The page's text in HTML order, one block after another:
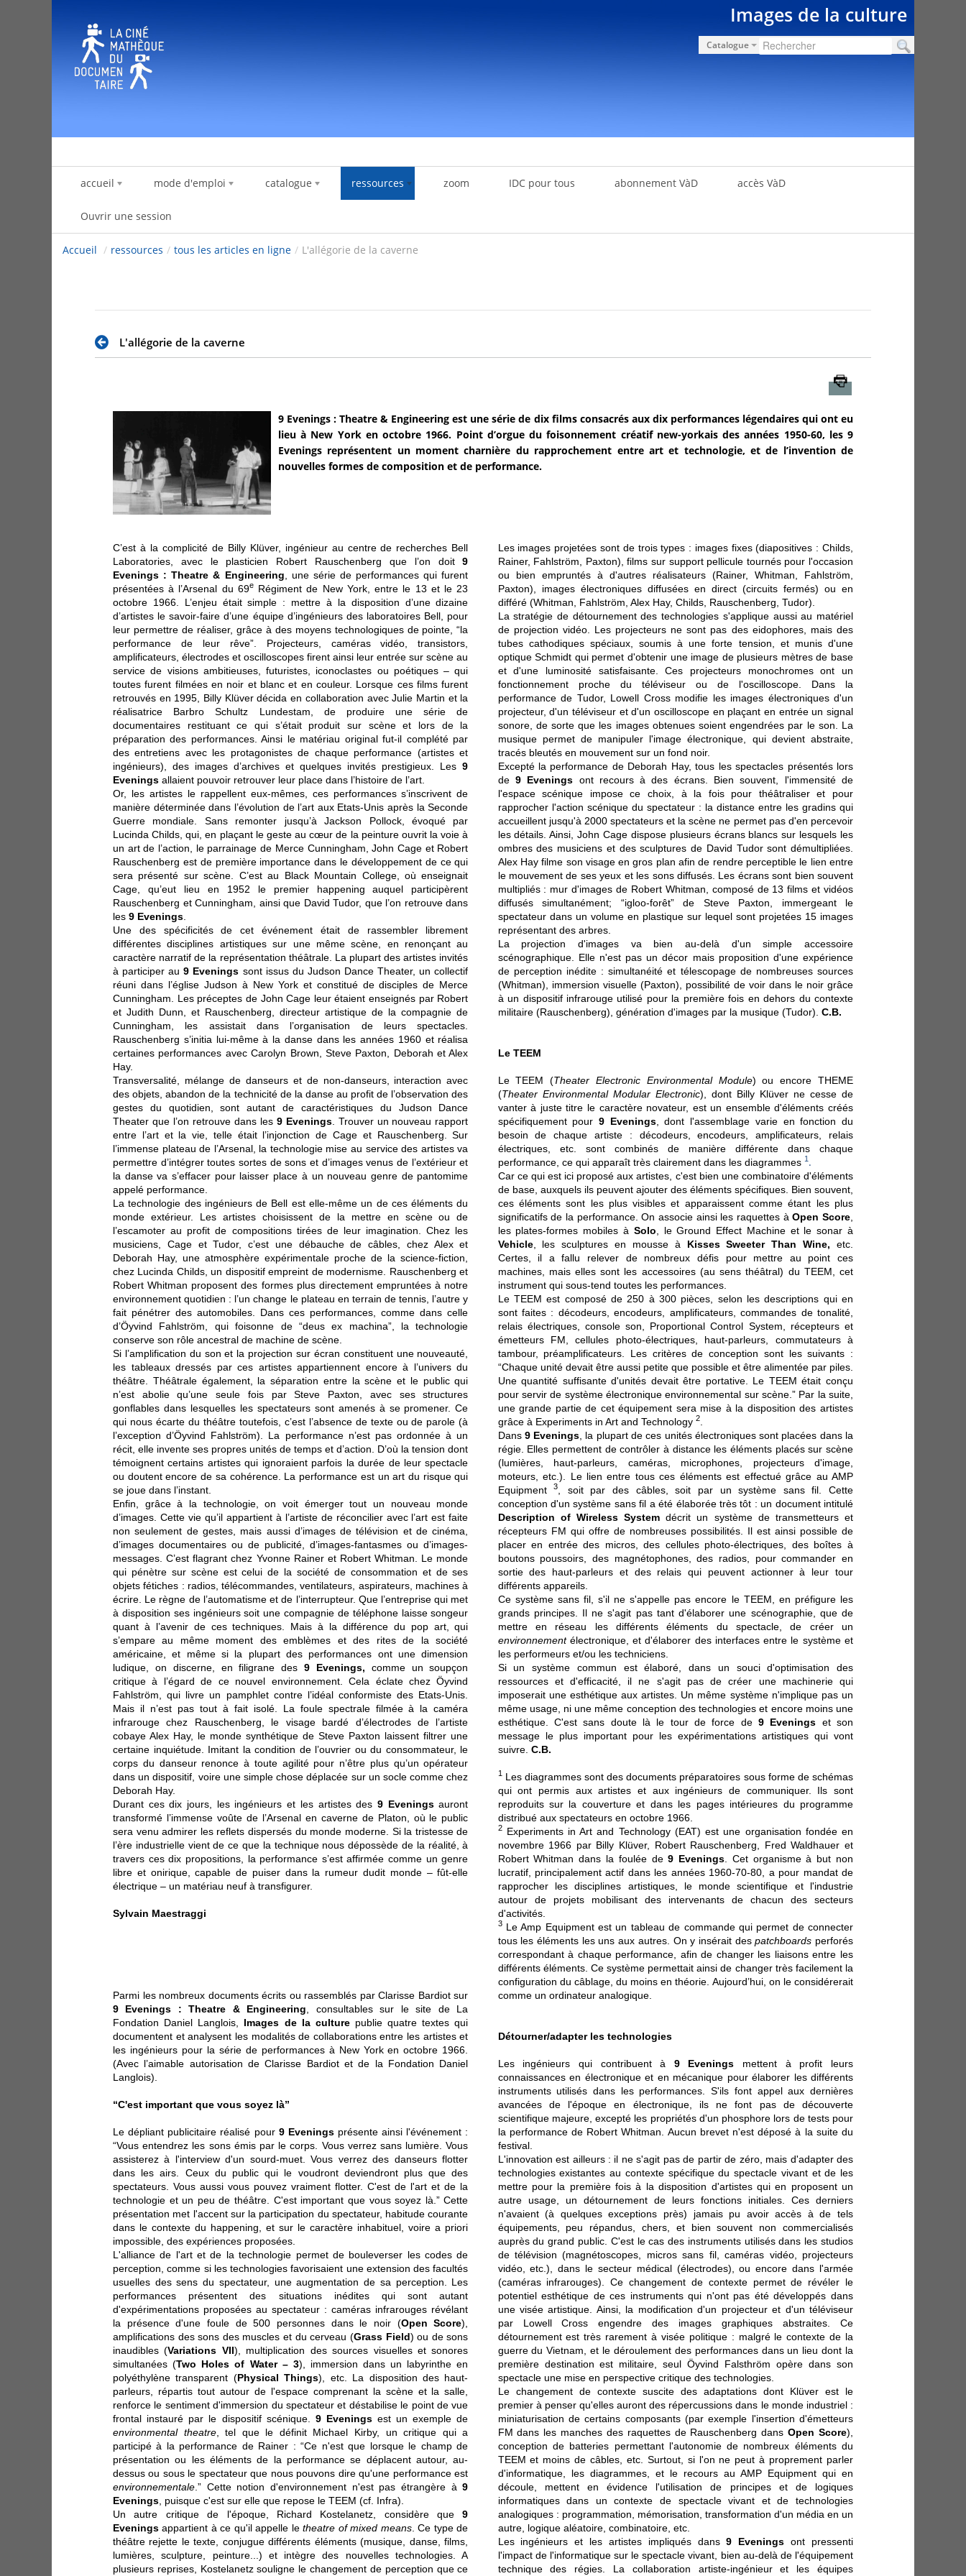
Images de la culture
Catalogue
accueil mode d'emploi catalogue ressources zoom IDC pour tous abonnement VàD accès VàD
Ouvrir une session
Accueil / ressources / tous les articles en ligne / L'allégorie de la caverne
L'allégorie de la caverne
9 Evenings : Theatre & Engineering est une série de dix films consacrés aux dix performances légendaires qui ont eu
lieu à New York en octobre 1966. Point d’orgue du foisonnement créatif new-yorkais des années 1950-60, les 9
Evenings représentent un moment charnière du rapprochement entre art et technologie, et de l’invention de
nouvelles formes de composition et de performance.
C’est à la complicité de Billy Klüver, ingénieur au centre de recherches Bell
Laboratories, avec le plasticien Robert Rauschenberg que l’on doit9
Evenings : Theatre & Engineering , une série de performances qui furent
présentées à l’Arsenal du 69eRégiment de New York, entre le 13 et le 23
octobre 1966. L’enjeu était simple : mettre à la disposition d’une dizaine
d’artistes le savoir-faire d’une équipe d’ingénieurs des laboratoires Bell, pour
leur permettre de réaliser, grâce à des moyens technologiques de pointe, “la
performance de leur rêve”. Projecteurs, caméras vidéo, transistors,
amplificateurs, électrodes et oscilloscopes firent ainsi leur entrée sur scène au
service de visions ambitieuses, futuristes, iconoclastes ou poétiques – qui
toutes furent filmées en noir et blanc et en couleur. Lorsque ces films furent
retrouvés en 1995, Billy Klüver décida en collaboration avec Julie Martin et la
réalisatrice Barbro Schultz Lundestam, de produire une série de
documentaires restituant ce qui s’était produit sur scène et lors de la
préparation des performances. Ainsi le matériau original fut-il complété par
des entretiens avec les protagonistes de chaque performance (artistes et
ingénieurs), des images d’archives et quelques invités prestigieux. Les9
Evenings allaient pouvoir retrouver leur place dans l’histoire de l’art.
Or, les artistes le rappellent eux-mêmes, ces performances s’inscrivent de
manière déterminée dans l’évolution de l’art aux Etats-Unis après la Seconde
Guerre mondiale. Sans remonter jusqu’à Jackson Pollock, évoqué par
Lucinda Childs, qui, en plaçant le geste au cœur de la peinture ouvrit la voie à
un art de l’action, le parrainage de Merce Cunningham, John Cage et Robert
Rauschenberg est de première importance dans le développement de ce qui
sera présenté sur scène. C’est au Black Mountain College, où enseignait
Cage, qu’eut lieu en 1952 le premier happening auquel participèrent
Rauschenberg et Cunningham, ainsi que David Tudor, que l’on retrouve dans
les 9 Evenings
Une des spécificités de cet événement était de rassembler librement
différentes disciplines artistiques sur une même scène, en renonçant au
caractère narratif de la représentation théâtrale. La plupart des artistes invités
à participer au9 Evenings sont issus du Judson Dance Theater, un collectif
réuni dans l’église Judson à New York et constitué de disciples de Merce
Cunningham. Les préceptes de John Cage leur étaient enseignés par Robert
et Judith Dunn, et Rauschenberg, directeur artistique de la compagnie de
Cunningham, les assistait dans l’organisation de leurs spectacles.
Rauschenberg s’initia lui-même à la danse dans les années 1960 et réalisa
certaines performances avec Carolyn Brown, Steve Paxton, Deborah et Alex
Hay.
Transversalité, mélange de danseurs et de non-danseurs, interaction avec
des objets, abandon de la technicité de la danse au profit de l’observation des
gestes du quotidien, sont autant de caractéristiques du Judson Dance
Theater que l’on retrouve dans les 9 Evenings. Trouver un nouveau rapport
entre l’art et la vie, telle était l’injonction de Cage et Rauschenberg. Sur
l’immense plateau de l’Arsenal, la technologie mise au service des artistes va
permettre d’intégrer toutes sortes de sons et d’images venus de l’extérieur et
la danse va s’effacer pour laisser place à un nouveau genre de pantomime
appelé performance.
La technologie des ingénieurs de Bell est elle-même un de ces éléments du
monde extérieur. Les artistes choisissent de la mettre en scène ou de
l’escamoter au profit de compositions tirées de leur imagination. Chez les
musiciens, Cage et Tudor, c’est une débauche de câbles, chez Alex et
Deborah Hay, une atmosphère expérimentale proche de la science-fiction,
chez Lucinda Childs, un dispositif empreint de modernisme. Rauschenberg et
Robert Whitman proposent des formes plus directement empruntées à notre
environnement quotidien : l’un change le plateau en terrain de tennis, l’autre y
fait pénétrer des automobiles. Dans ces performances, comme dans celle
d’Öyvind Fahlström, qui foisonne de “deus ex machina”, la technologie
conserve son rôle ancestral de machine de scène.
Si l’amplification du son et la projection sur écran constituent une nouveauté,
les tableaux dressés par ces artistes appartiennent encore à l’univers du
théâtre. Théâtrale également, la séparation entre la scène et le public qui
n’est abolie qu’une seule fois par Steve Paxton, avec ses structures
gonflables dans lesquelles les spectateurs sont amenés à se promener. Ce
qui nous écarte du théâtre toutefois, c’est l’absence de texte ou de parole (à
l’exception d’Öyvind Fahlström). La performance n’est pas ordonnée à un
récit, elle invente ses propres unités de temps et d’action. D’où la tension dont
témoignent certains artistes qui ignoraient parfois la durée de leur spectacle
ou doutent encore de sa cohérence. La performance est un art du risque qui
se joue dans l’instant.
Enfin, grâce à la technologie, on voit émerger tout un nouveau monde
d’images. Cette vie qu’il appartient à l’artiste de réconcilier avec l’art est faite
non seulement de gestes, mais aussi d’images de télévision et de cinéma,
d’images documentaires ou de publicité, d’images-fantasmes ou d’images-
messages. C’est flagrant chez Yvonne Rainer et Robert Whitman. Le monde
qui pénètre sur scène est celui de la société de consommation et de ses
objets fétiches : radios, télécommandes, ventilateurs, aspirateurs, machines à
écrire. Le règne de l’automatisme et de l’interrupteur. Que l’entreprise qui met
à disposition ses ingénieurs soit une compagnie de téléphone laisse songeur
quant à l’avenir de ces techniques. Mais à la différence du pop art, qui
s’empare au même moment des emblèmes et des rites de la société
américaine, et même si la plupart des performances ont une dimension
ludique, on discerne, en filigrane des9 Evenings, comme un soupçon
critique à l’égard de ce nouvel environnement. Cela éclate chez Öyvind
Fahlström, qui livre un pamphlet contre l’idéal conformiste des Etats-Unis.
Mais il n’est pas tout à fait isolé. La foule spectrale filmée à la caméra
infrarouge chez Rauschenberg, le visage bardé d’électrodes de l’artiste
cobaye Alex Hay, le monde synthétique de Steve Paxton laissent filtrer une
certaine inquiétude. Imitant la condition de l’ouvrier ou du consommateur, le
corps du danseur renonce à toute agilité pour n’être plus qu’un opérateur
dans un dispositif, voire une simple chose déplacée sur un socle comme chez
Deborah Hay.
Durant ces dix jours, les ingénieurs et les artistes des 9 Eveningsauront
transformé l’immense voûte de l’Arsenal en caverne de Platon, où le public
sera venu admirer les reflets dispersés du monde moderne. Si la tristesse de
l’ère industrielle vient de ce que la technique nous dépossède de la réalité, à
travers ces dix propositions, la performance s’est affirmée comme un genre
libre et onirique, capable de puiser dans la rumeur dudit monde – fût-elle
électrique – un matériau neuf à transfigurer.
Sylvain Maestraggi
Parmi les nombreux documents écrits ou rassemblés par Clarisse Bardiot sur
9 Evenings : Theatre & Engineering , consultables sur le site de La
Fondation Daniel Langlois, Images de la culturepublie quatre textes qui
documentent et analysent les modalités de collaborations entre les artistes et
les ingénieurs pour la série de performances à New York en octobre 1966.
(Avec l’aimable autorisation de Clarisse Bardiot et de la Fondation Daniel
Langlois).
“C'est important que vous soyez là”
Le dépliant publicitaire réalisé pour 9 Eveningsprésente ainsi l'événement :
“Vous entendrez les sons émis par le corps. Vous verrez sans lumière. Vous
assisterez à l'interview d'un sourd-muet. Vous verrez des danseurs flotter
dans les airs. Ceux du public qui le voudront deviendront plus que des
spectateurs. Vous aussi vous pouvez vraiment flotter. C'est de l'art et de la
technologie et un peu de théâtre. C'est important que vous soyez là.” Cette
présentation met l'accent sur la participation du spectateur, habitude courante
dans le contexte du happening, et sur le caractère inhabituel, voire a priori
impossible, des expériences proposées.
L'alliance de l'art et de la technologie permet de bouleverser les codes de
perception, comme si les technologies favorisaient une extension des facultés
usuelles des sens du spectateur, une augmentation de sa perception. Les
performances présentent des situations inédites qui sont autant
d'expérimentations proposées au spectateur : caméras infrarouges révélant
la présence d'une foule de 500 personnes dans le noir (Open Score),
amplifications des sons des muscles et du cerveau (Grass Field) ou de sons
inaudibles (Variations VII), multiplication des sources visuelles et sonores
simultanées (Two Holes of Water – 3), immersion dans un labyrinthe en
polyéthylène transparent (Physical Things), etc. La disposition des haut-
parleurs, répartis tout autour de l'espace comprenant la scène et la salle,
renforce le sentiment d'immersion du spectateur et déstabilise le point de vue
frontal instauré par le dispositif scénique. 9 Eveningsest un exemple de
environmental theatre, tel que le définit Michael Kirby, un critique qui a
participé à la performance de Rainer : “Ce n'est que lorsque le champ de
présentation ou les éléments de la performance se déplacent autour, au-
dessus ou sous le spectateur que nous pouvons dire qu'une performance est
environnementale .” Cette notion d'environnement n'est pas étrangère à9
Evenings , puisque c'est sur elle que repose le TEEM (cf. Infra).
Un autre critique de l'époque, Richard Kostelanetz, considère que9
Evenings appartient à ce qu'il appelle letheatre of mixed means. Ce type de
théâtre rejette le texte, conjugue différents éléments (musique, danse, films,
lumières, sculpture, peinture...) et intègre des nouvelles technologies. A
plusieurs reprises, Kostelanetz souligne le changement de perception que ce
Les images projetées sont de trois types : images fixes (diapositives : Childs,
Rainer, Fahlström, Paxton), films sur support pellicule tournés pour l'occasion
ou bien empruntés à d'autres réalisateurs (Rainer, Whitman, Fahlström,
Paxton), images électroniques diffusées en direct (circuits fermés) ou en
différé (Whitman, Fahlström, Alex Hay, Childs, Rauschenberg, Tudor).
La stratégie de détournement des technologies s'applique aussi au matériel
de projection vidéo. Les projecteurs ne sont pas des eidophores, mais des
tubes cathodiques spéciaux, soumis à une forte tension, et munis d'une
optique Schmidt qui permet d'obtenir une image de plusieurs mètres de base
et d'une luminosité satisfaisante. Ces projecteurs monochromes ont un
fonctionnement proche du téléviseur ou de l'oscilloscope. Dans la
performance de Tudor, Lowell Cross modifie les images électroniques d'un
projecteur, d'un téléviseur et d'un oscilloscope en plaçant en entrée un signal
sonore, de sorte que les images obtenues soient engendrées par le son. La
musique permet de manipuler l'image électronique, qui devient abstraite,
tracés bleutés en mouvement sur un fond noir.
Excepté la performance de Deborah Hay, tous les spectacles présentés lors
de 9 Evenings ont recours à des écrans. Bien souvent, l'immensité de
l'espace scénique impose ce choix, à la fois pour théâtraliser et pour
rapprocher l'action scénique du spectateur : la distance entre les gradins qui
accueillent jusqu'à 2000 spectateurs et la scène ne permet pas d'en percevoir
les détails. Ainsi, John Cage dispose plusieurs écrans blancs sur lesquels les
ombres des musiciens et des sculptures de David Tudor sont démultipliées.
Alex Hay filme son visage en gros plan afin de rendre perceptible le lien entre
le mouvement de ses yeux et les sons diffusés. Les écrans sont bien souvent
multipliés : mur d'images de Robert Whitman, composé de 13 films et vidéos
diffusés simultanément; “igloo-forêt” de Steve Paxton, immergeant le
spectateur dans un volume en plastique sur lequel sont projetées 15 images
représentant des arbres.
La projection d'images va bien au-delà d'un simple accessoire
scénographique. Elle n'est pas un décor mais proposition d'une expérience
de perception inédite : simultanéité et télescopage de nombreuses sources
(Whitman), immersion visuelle (Paxton), possibilité de voir dans le noir grâce
à un dispositif infrarouge utilisé pour la première fois en dehors du contexte
militaire (Rauschenberg), génération d'images par la musique (Tudor). C.B.
Le TEEM
Le TEEM (Theater Electronic Environmental Module) ou encore THEME
(Theater Environmental Modular Electronic), dont Billy Klüver ne cesse de
vanter à juste titre le caractère novateur, est un ensemble d'éléments créés
spécifiquement pour9 Evenings, dont l'assemblage varie en fonction du
besoin de chaque artiste : décodeurs, encodeurs, amplificateurs, relais
électriques, etc. sont combinés de manière différente dans chaque
performance, ce qui apparaît très clairement dans les diagrammes 1 .
Car ce qui est ici proposé aux artistes, c'est bien une combinatoire d'éléments
de base, auxquels ils peuvent ajouter des éléments spécifiques. Bien souvent,
ces éléments sont les plus visibles et apparaissent comme étant les plus
significatifs de la performance. On associe ainsi les raquettes àOpen Score
les plates-formes mobiles à Solo , le Ground Effect Machine et le sonar à
Vehicle, les sculptures en mousse à Kisses Sweeter Than Wine,etc.
Certes, il a fallu relever de nombreux défis pour mettre au point ces
machines, mais elles sont les accessoires (au sens théâtral) du TEEM, cet
instrument qui sous-tend toutes les performances.
Le TEEM est composé de 250 à 300 pièces, selon les descriptions qui en
sont faites : décodeurs, encodeurs, amplificateurs, commandes de tonalité,
relais électriques, console son, Proportional Control System, récepteurs et
émetteurs FM, cellules photo-électriques, haut-parleurs, commutateurs à
tambour, préamplificateurs. Les critères de conception sont les suivants :
“Chaque unité devait être aussi petite que possible et être alimentée par piles.
Une quantité suffisante d'unités devait être portative. Le TEEM était conçu
pour servir de système électronique environnemental sur scène.” Par la suite,
une grande partie de cet équipement sera mise à la disposition des artistes
grâce à Experiments in Art and Technology 2.
Dans 9 Evenings , la plupart de ces unités électroniques sont placées dans la
régie. Elles permettent de contrôler à distance les éléments placés sur scène
(lumières, haut-parleurs, caméras, microphones, projecteurs d'image,
moteurs, etc.). Le lien entre tous ces éléments est effectué grâce au AMP
Equipment3
, soit par des câbles, soit par un système sans fil. Cette
conception d'un système sans fil a été élaborée très tôt : un document intitulé
Description of Wireless System décrit un système de transmetteurs et
récepteurs FM qui offre de nombreuses possibilités. Il est ainsi possible de
placer en entrée des micros, des cellules photo-électriques, des boîtes à
boutons poussoirs, des magnétophones, des radios, pour commander en
sortie des haut-parleurs et des relais qui peuvent actionner à leur tour
différents appareils.
Ce système sans fil, s'il ne s'appelle pas encore le TEEM, en préfigure les
grands principes. Il ne s'agit pas tant d'élaborer une scénographie, que de
mettre en réseau les différents éléments du spectacle, de créer un
environnementélectronique, et d'élaborer des interfaces entre le système et
les performeurs et/ou les techniciens.
Si un système commun est élaboré, dans un souci d'optimisation des
ressources et d'efficacité, il ne s'agit pas de créer une machinerie qui
imposerait une esthétique aux artistes. Un même système n'implique pas un
même usage, ni une même conception des technologies et encore moins une
esthétique. C'est sans doute là le tour de force de 9 Evenings et son
message le plus important pour les expérimentations artistiques qui vont
suivre. C.B.
1
Les diagrammes sont des documents préparatoires sous forme de schémas
qui ont permis aux artistes et aux ingénieurs de communiquer. Ils sont
reproduits sur la couverture et dans les pages intérieures du programme
distribué aux spectateurs en octobre 1966.
2Experiments in Art and Technology (EAT) est une organisation fondée en
novembre 1966 par Billy Klüver, Robert Rauschenberg, Fred Waldhauer et
Robert Whitman dans la foulée de9 Evenings
Cet organisme à but non
lucratif, principalement actif dans les années 1960-70-80, a pour mandat de
rapprocher les disciplines artistiques, le monde scientifique et l'industrie
autour de projets mobilisant des intervenants de chacun des secteurs
d'activités.
3Le Amp Equipment est un tableau de commande qui permet de connecter
tous les éléments les uns aux autres. On y insérait despatchboards perforés
correspondant à chaque performance, afin de changer les liaisons entre les
différents éléments. Ce système permettait ainsi de changer très facilement la
configuration du câblage, du moins en théorie. Aujourd’hui, on le considérerait
comme un ordinateur analogique.
Détourner/adapter les technologies
Les ingénieurs qui contribuent à 9 Evenings mettent à profit leurs
connaissances en électronique et en mécanique pour élaborer les différents
instruments utilisés dans les performances. S'ils font appel aux dernières
avancées de l'époque en électronique, ils ne font pas de découverte
scientifique majeure, excepté les propriétés d'un phosphore lors de tests pour
la performance de Robert Whitman. Aucun brevet n'est déposé à la suite du
festival.
L'innovation est ailleurs : il ne s'agit pas de partir de zéro, mais d'adapter des
technologies existantes au contexte spécifique du spectacle vivant et de les
mettre pour la première fois à la disposition d'artistes qui en proposent un
autre usage, un détournement de leurs fonctions initiales. Ces derniers
n'avaient (à quelques exceptions près) jamais pu avoir accès à de tels
équipements, peu répandus, chers, et bien souvent non commercialisés
auprès du grand public. C'est le cas des instruments utilisés dans les studios
de télévision (magnétoscopes, micros sans fil, caméras vidéo, projecteurs
vidéo, etc.), dans le secteur médical (électrodes), ou encore dans l'armée
(caméras infrarouges). Ce changement de contexte permet de révéler le
potentiel esthétique de ces instruments qui n'ont pas été développés dans
une visée artistique. Ainsi, la modification d'un projecteur et d'un téléviseur
par Lowell Cross engendre des images graphiques abstraites. Ce
détournement est très rarement à visée politique : malgré le contexte de la
guerre du Vietnam, et le déroulement des performances dans un lieu dont la
première destination est militaire, seul Öyvind Falsthröm opère dans son
spectacle une mise en perspective critique des technologies.
Le changement de contexte suscite des adaptations dont Klüver est le
premier à penser qu'elles auront des répercussions dans le monde industriel :
miniaturisation de certains composants (par exemple l'insertion d'émetteurs
FM dans les manches des raquettes de Rauschenberg dansOpen Score),
conception de batteries permettant l'autonomie de nombreux éléments du
TEEM et moins de câbles, etc. Surtout, si l'on ne peut à proprement parler
d'informatique, les diagrammes, et le recours au AMP Equipment qui en
découle, mettent en évidence l'utilisation de principes et de logiques
informatiques dans un contexte de spectacle vivant et de technologies
analogiques : programmation, mémorisation, transformation d'un média en un
autre, logique aléatoire, combinatoire, etc.
Les ingénieurs et les artistes impliqués dans9 Evenings ont pressenti
l'impact de l'informatique sur le spectacle vivant, bien au-delà de l'équipement
technique des régies. La collaboration artiste-ingénieur et les équipes